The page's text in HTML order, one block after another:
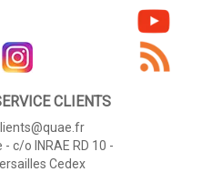
CLIENTS
- c/o INRAE RD 10 -
Cedex